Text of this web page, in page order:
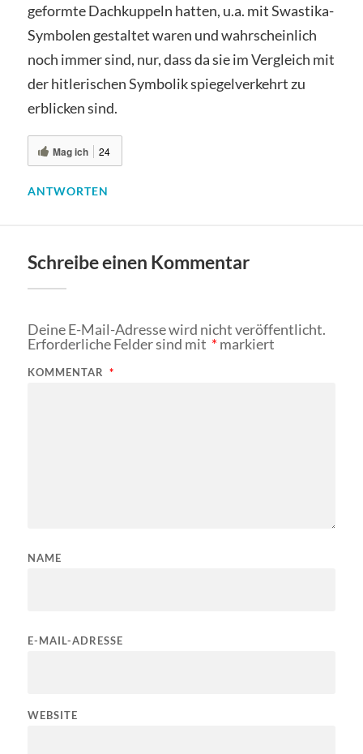
geformte Dachkuppeln hatten, u.a. mit Swastika-
Symbolen gestaltet waren und wahrscheinlich
noch immer sind, nur, dass da sie im Vergleich mit
der hitlerischen Symbolik spiegelverkehrt zu
erblicken sind.
Mag ich 24
ANTWORTEN
Schreibe einen Kommentar
Deine E-Mail-Adresse wird nicht veröffentlicht.
Erforderliche Felder sind mit *markiert
KOMMENTAR *
NAME
E-MAIL-ADRESSE
WEBSITE